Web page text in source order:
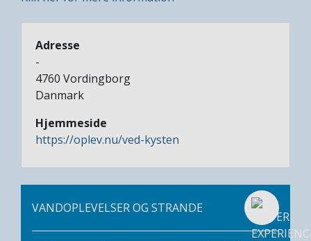
Adresse
-
4760 Vordingborg
Danmark
Hjemmeside
https://oplev.nu/ved-kysten
VANDOPLEVELSER OG STRANDE